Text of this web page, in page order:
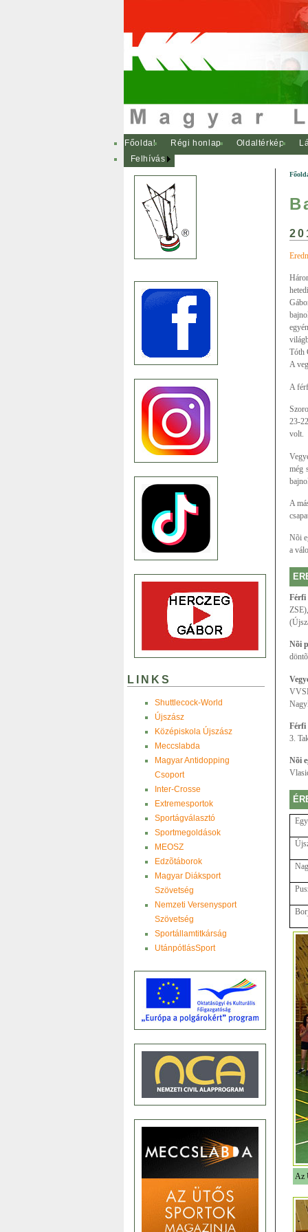
Főoldal Régi honlap Oldaltérkép
Felhívás
LINKS
Shuttlecock-World
Újszász
Középiskola Újszász
Meccslabda
Magyar Antidopping
Csoport
Inter-Crosse
Extremesportok
Sportágválasztó
Sportmegoldások
MEOSZ
Edzõtáborok
Magyar Diáksport
Szövetség
Nemzeti Versenysport
Szövetség
Sportállamtitkárság
UtánpótlásSport
Tóth
A
A
23-
volt.
még
A
Nõi
a
Férfi
Nõi
Férfi
3.
Nõi
Az